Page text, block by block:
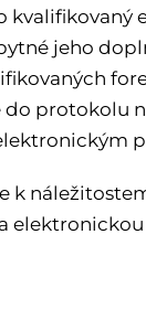
kvalifikovaný
jeho
do protokolu
k